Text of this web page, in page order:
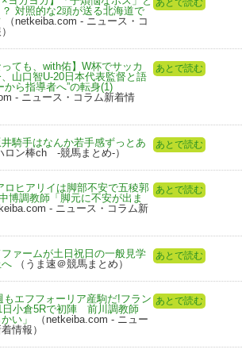
？ 対照的な2頭が送る北海道で
（netkeiba.com - ニュース・コ
あとで読む
っても、with佑】W杯でサッカ
山口智U-20日本代表監督と語
から指導者へ”の転身(1)
- ニュース・コラム新着情
あとで読む
騎手はなんか若手感ずっとあ
ロン棒ch -競馬まとめ-）
あとで読む
ロヒアリイは脚部不安で五稜郭
調教師「脚元に不安が出ま
- ニュース・コラム新
あとで読む
ァームが土日祝日の一般見学
（うま速＠競馬まとめ）
あとで読む
もエフフォーリア産駒だ!フラン
日小倉5Rで初陣 前川調教師
い」
（netkeiba.com - ニュー
情報）
あとで読む